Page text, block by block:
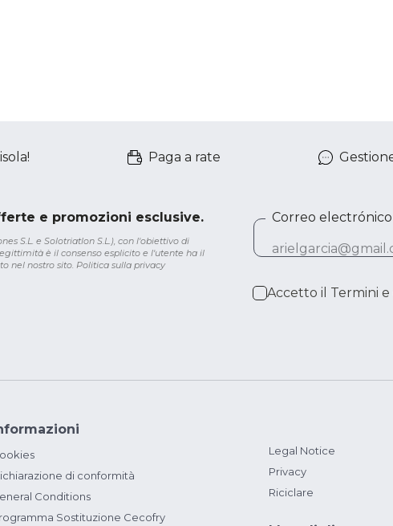
Paga a rate
e promozioni esclusive.
S.L. e Solotriatlon S.L.), con l'obiettivo di
è il consenso esplicito e l'utente ha il
nel nostro sito. Politica sulla privacy
Correo electrónico
Accetto il Termini
di conformità
Conditions
Sostituzione Cecofry
Legal Notice
Privacy
Riciclare